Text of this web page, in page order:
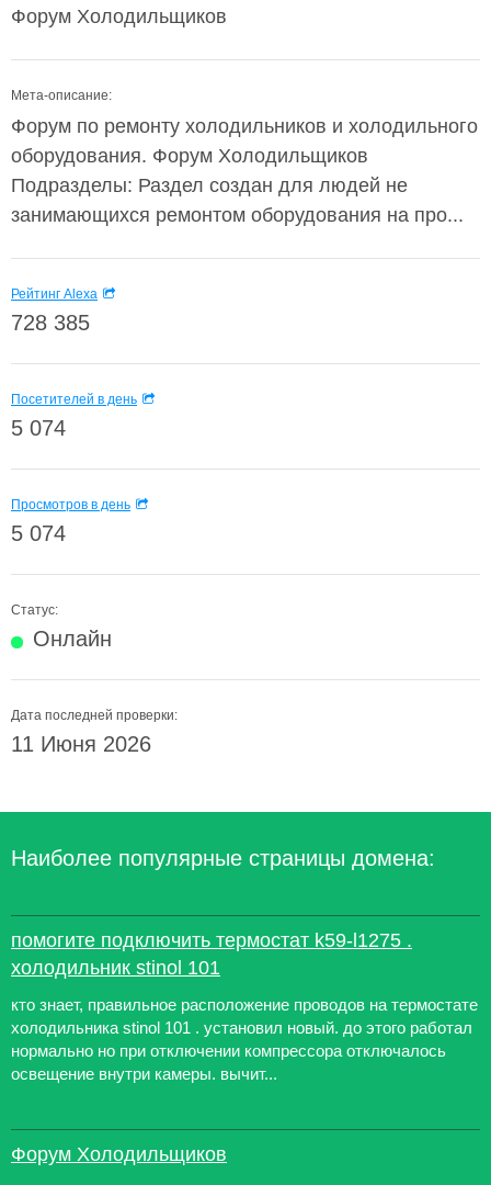
Форум Холодильщиков
Мета-описание:
Форум по ремонту холодильников и холодильного
оборудования. Форум Холодильщиков
Подразделы: Раздел создан для людей не
занимающихся ремонтом оборудования на про...
Рейтинг Alexa
728 385
Посетителей в день
5 074
Просмотров в день
5 074
Статус:
Онлайн
Дата последней проверки:
11 Июня 2026
Наиболее популярные страницы домена:
помогите подключить термостат k59-l1275 .
холодильник stinol 101
кто знает, правильное расположение проводов на термостате
холодильника stinol 101 . установил новый. до этого работал
нормально но при отключении компрессора отключалось
освещение внутри камеры. вычит...
Форум Холодильщиков